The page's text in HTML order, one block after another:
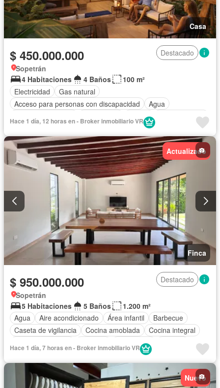
Casa
$ 450.000.000
Destacado
Sopetrán
4 Habitaciones
4 Baños
100 m²
Electricidad
Gas natural
Acceso para personas con discapacidad
Agua
Balcón
Cocina integral
Piscina
Vigilante
Vista panorámica
Wifi
Hace 1 día, 12 horas en - Broker inmobiliario VR
Actualizado
Finca
$ 950.000.000
Destacado
Sopetrán
5 Habitaciones
5 Baños
1.200 m²
Agua
Aire acondicionado Área infantil
Barbecue
Caseta de vigilancia
Cocina amoblada
Cocina integral
Electricidad
Sauna
Seguridad privada
Tanque de agua
Hace 1 día, 7 horas en - Broker inmobiliario VR
Nuevo